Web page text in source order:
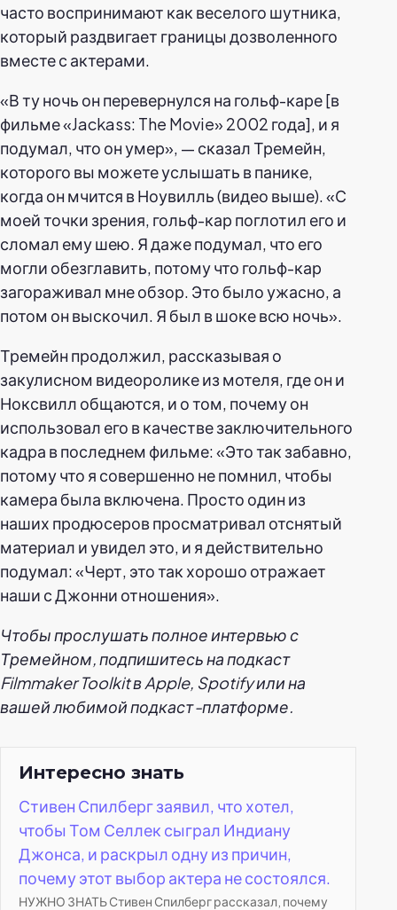
часто воспринимают как веселого шутника,
который раздвигает границы дозволенного
вместе с актерами.
«В ту ночь он перевернулся на гольф-каре [в
фильме «Jackass: The Movie» 2002 года], и я
подумал, что он умер», — сказал Тремейн,
которого вы можете услышать в панике,
когда он мчится в Ноувилль (видео выше). «С
моей точки зрения, гольф-кар поглотил его и
сломал ему шею. Я даже подумал, что его
могли обезглавить, потому что гольф-кар
загораживал мне обзор. Это было ужасно, а
потом он выскочил. Я был в шоке всю ночь».
Тремейн продолжил, рассказывая о
закулисном видеоролике из мотеля, где он и
Ноксвилл общаются, и о том, почему он
использовал его в качестве заключительного
кадра в последнем фильме: «Это так забавно,
потому что я совершенно не помнил, чтобы
камера была включена. Просто один из
наших продюсеров просматривал отснятый
материал и увидел это, и я действительно
подумал: «Черт, это так хорошо отражает
наши с Джонни отношения».
Чтобы прослушать полное интервью с
Тремейном, подпишитесь на подкаст
Filmmaker Toolkit в Apple, Spotify или на
вашей любимой подкаст-платформе.
Интересно знать
Стивен Спилберг заявил, что хотел,
чтобы Том Селлек сыграл Индиану
Джонса, и раскрыл одну из причин,
почему этот выбор актера не состоялся.
НУЖНО ЗНАТЬ Стивен Спилберг рассказал, почему